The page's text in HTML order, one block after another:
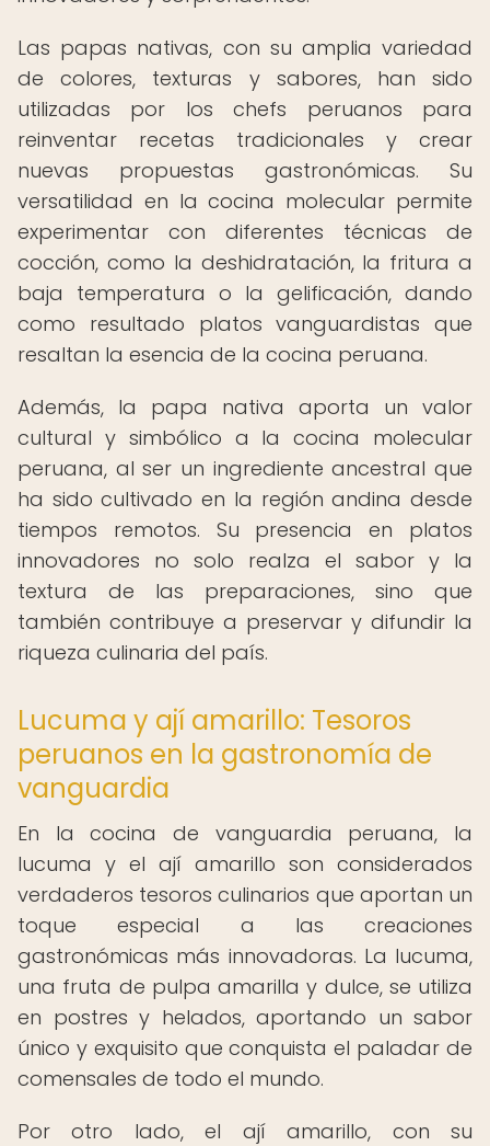
Las papas nativas, con su amplia variedad
de colores, texturas y sabores, han sido
utilizadas por los chefs peruanos para
reinventar recetas tradicionales y crear
nuevas propuestas gastronómicas. Su
versatilidad en la cocina molecular permite
experimentar con diferentes técnicas de
cocción, como la deshidratación, la fritura a
baja temperatura o la gelificación, dando
como resultado platos vanguardistas que
resaltan la esencia de la cocina peruana.
Además, la papa nativa aporta un valor
cultural y simbólico a la cocina molecular
peruana, al ser un ingrediente ancestral que
ha sido cultivado en la región andina desde
tiempos remotos. Su presencia en platos
innovadores no solo realza el sabor y la
textura de las preparaciones, sino que
también contribuye a preservar y difundir la
riqueza culinaria del país.
Lucuma y ají amarillo: Tesoros
peruanos en la gastronomía de
vanguardia
En la cocina de vanguardia peruana, la
lucuma y el ají amarillo son considerados
verdaderos tesoros culinarios que aportan un
toque especial a las creaciones
gastronómicas más innovadoras. La lucuma,
una fruta de pulpa amarilla y dulce, se utiliza
en postres y helados, aportando un sabor
único y exquisito que conquista el paladar de
comensales de todo el mundo.
Por otro lado, el ají amarillo, con su